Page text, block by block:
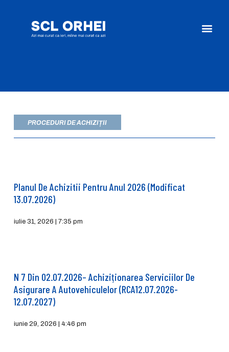
PROCEDURI DE ACHIZIȚII
Planul De Achizitii Pentru Anul 2026 (modificat
13.07.2026)
iulie 31, 2026 7:35 pm
N 7 Din 02.07.2026– Achiziționarea Serviciilor De
Asigurare A Autovehiculelor (RCA12.07.2026-
12.07.2027)
iunie 29, 2026 4:46 pm